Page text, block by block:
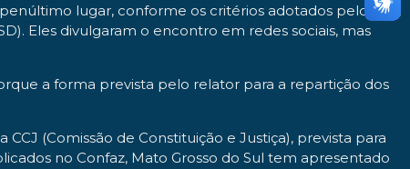
lugar, conforme os critérios adotados pelo
Eles divulgaram o encontro em redes sociais, mas
a forma prevista pelo relator para a repartição dos
(Comissão de Constituição e Justiça), prevista para
no Confaz, Mato Grosso do Sul tem apresentado